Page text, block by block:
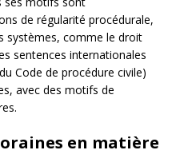
de régularité procédurale,
systèmes, comme le droit
sentences internationales
Code de procédure civile)
avec des motifs de
en matière